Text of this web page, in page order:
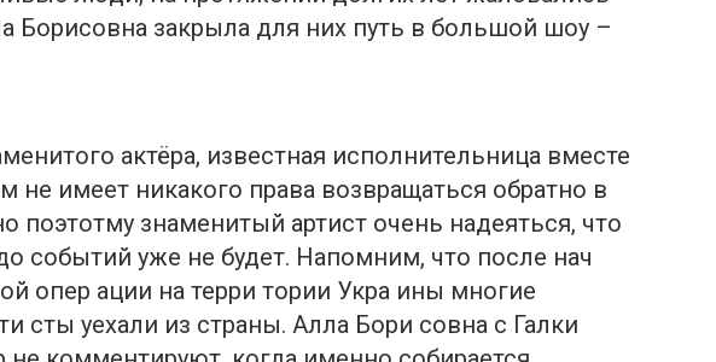
Борисовна закрыла для них путь в большой шоу –
актёра, известная исполнительница вместе
не имеет никакого права возвращаться обратно в
поэтотму знаменитый артист очень надеяться, что
событий уже не будет. Напомним, что после нач
опер ации на терри тории Укра ины многие
сты уехали из страны. Алла Бори совна с Галки